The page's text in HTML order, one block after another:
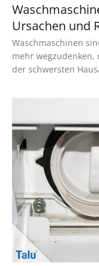
Ursachen und
Waschmaschinen
mehr wegzudenken,
der schwersten